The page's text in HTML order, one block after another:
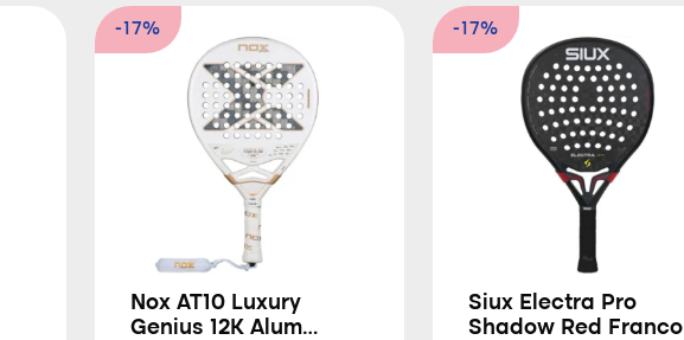
-17%
Nox AT10 Luxury
Genius 12K Alum
-17%
Siux Electra Pro
Shadow Red Franco